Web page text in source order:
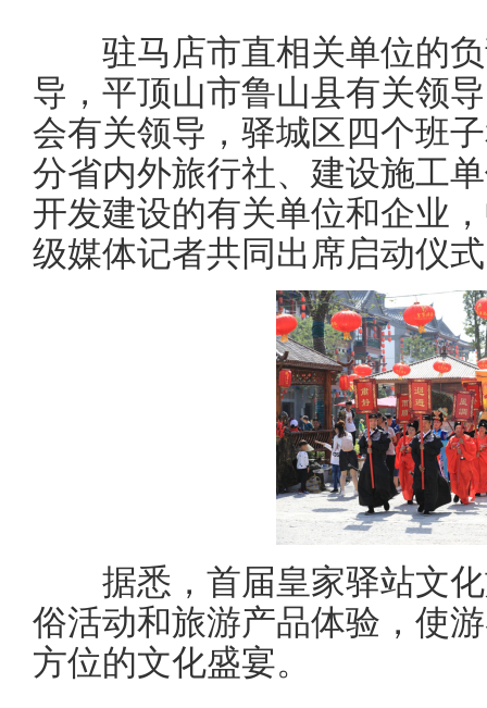
驻马店市直相关单位的负
导，平顶山市鲁山县有关领
会有关领导，驿城区四个班
分省内外旅行社、建设施工
开发建设的有关单位和企业
级媒体记者共同出席启动仪
据悉，首届皇家驿站文化
俗活动和旅游产品体验，使
方位的文化盛宴。